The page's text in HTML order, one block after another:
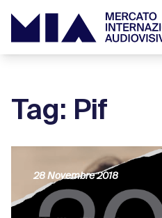
Tag: Pif
28 Novembre 2018